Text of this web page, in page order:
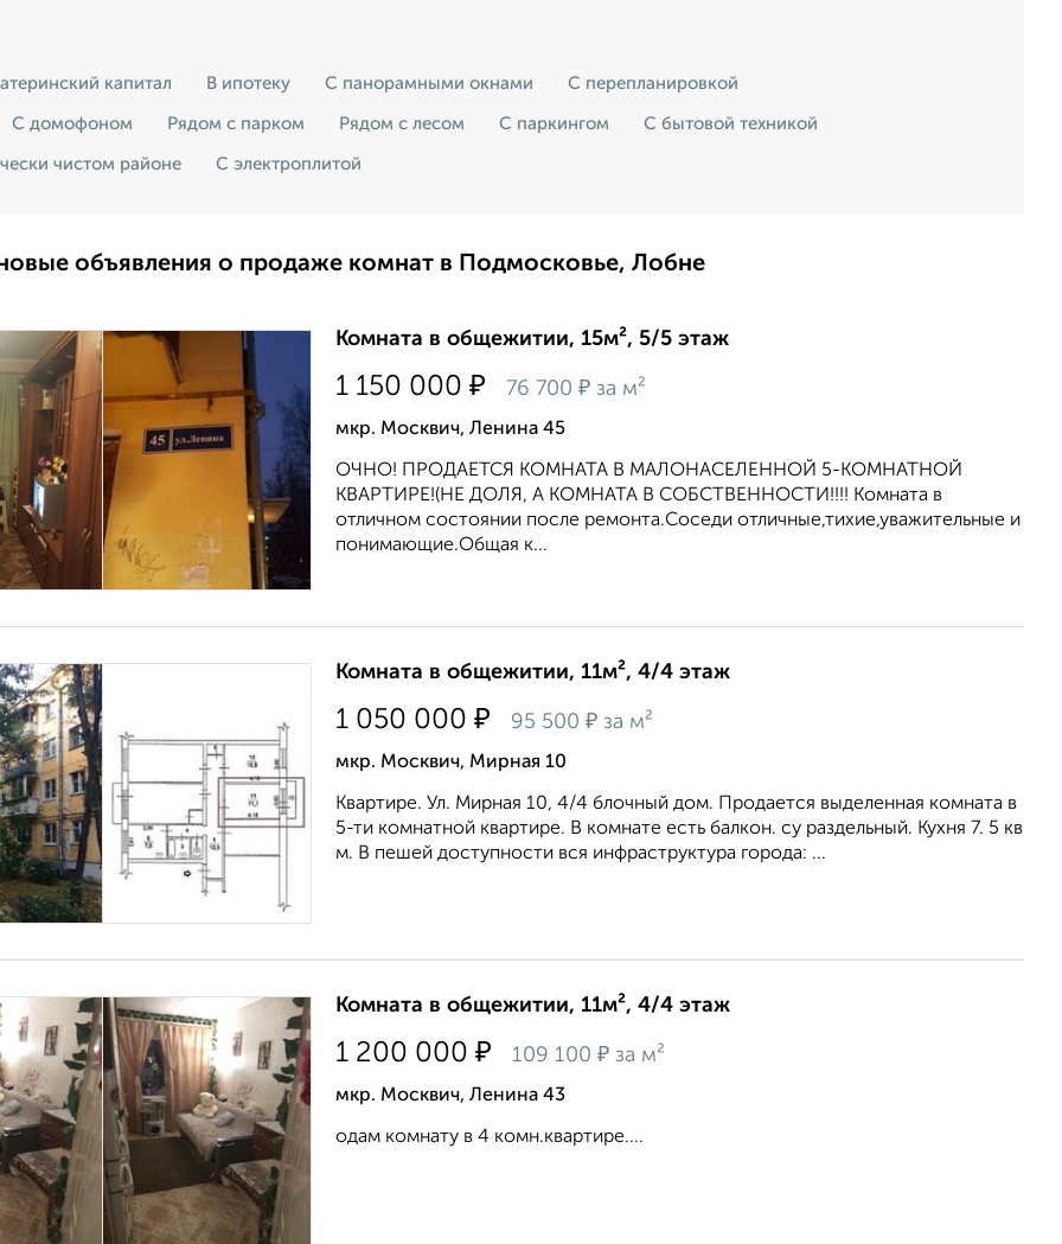
капитал В ипотеку С панорамными окнами С перепланировкой
С домофоном Рядом с парком Рядом с лесом С паркингом С бытовой техникой
чистом районе С электроплитой
объявления о продаже комнат в Подмосковье, Лобне
Комната в общежитии, 15м², 5/5 этаж
1 150 000 ₽ 76 700 ₽ за м²
мкр. Москвич, Ленина 45
ОЧНО! ПРОДАЕТСЯ КОМНАТА В МАЛОНАСЕЛЕННОЙ 5-КОМНАТНОЙ
КВАРТИРЕ!(НЕ ДОЛЯ, А КОМНАТА В СОБСТВЕННОСТИ!!!! Комната в
отличном состоянии после ремонта.Соседи отличные,тихие,уважительные и
понимающие.Общая к...
Комната в общежитии, 11м², 4/4 этаж
1 050 000 ₽ 95 500 ₽ за м²
мкр. Москвич, Мирная 10
Квартире. Ул. Мирная 10, 4/4 блочный дом. Продается выделенная комната в
5-ти комнатной квартире. В комнате есть балкон. су раздельный. Кухня 7. 5 кв
м. В пешей доступности вся инфраструктура города: ...
Комната в общежитии, 11м², 4/4 этаж
1 200 000 ₽ 109 100 ₽ за м²
мкр. Москвич, Ленина 43
одам комнату в 4 комн.квартире....